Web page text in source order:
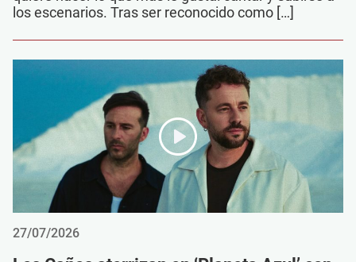
los escenarios. Tras ser reconocido como […]
27/07/2026